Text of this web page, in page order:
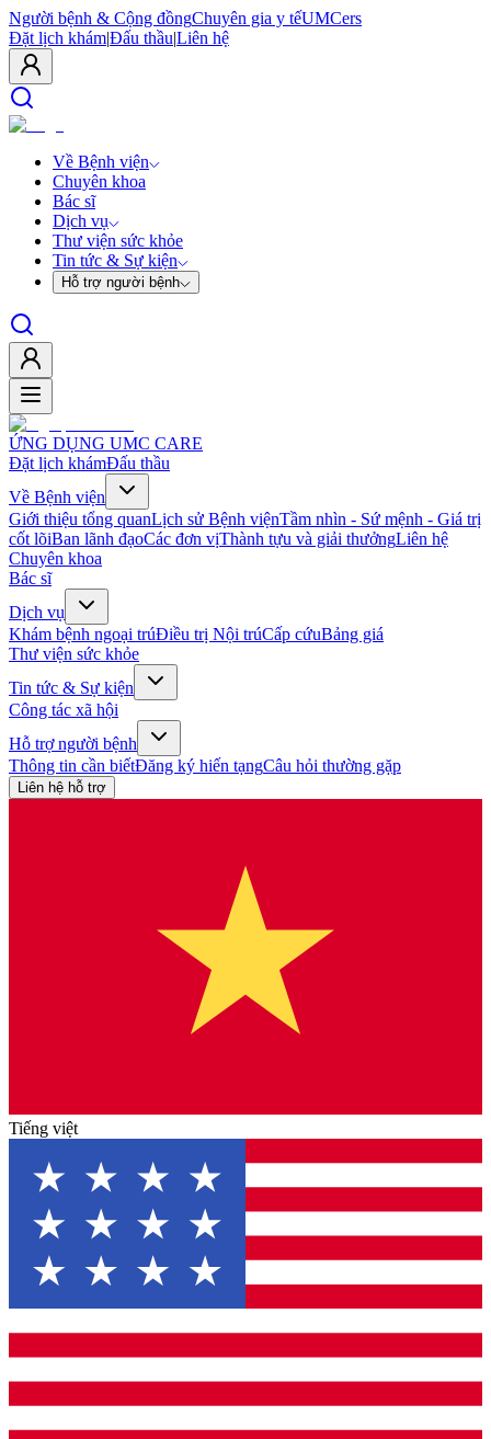
Người bệnh & Cộng đồngChuyên gia y tếUMCers
Đặt lịch khám|Đấu thầu|Liên hệ
Về Bệnh viện
Chuyên khoa
Bác sĩ
Dịch vụ
Thư viện sức khỏe
Tin tức & Sự kiện
Hỗ trợ người bệnh
ỨNG DỤNG UMC CARE
Đặt lịch khámĐấu thầu
Về Bệnh viện
Giới thiệu tổng quanLịch sử Bệnh việnTầm nhìn - Sứ mệnh - Giá trị
cốt lõiBan lãnh đạoCác đơn vịThành tựu và giải thưởngLiên hệ
Chuyên khoa
Bác sĩ
Dịch vụ
Khám bệnh ngoại trúĐiều trị Nội trúCấp cứuBảng giá
Thư viện sức khỏe
Tin tức & Sự kiện
Công tác xã hội
Hỗ trợ người bệnh
Thông tin cần biếtĐăng ký hiến tạngCâu hỏi thường gặp
Liên hệ hỗ trợ
Tiếng việt